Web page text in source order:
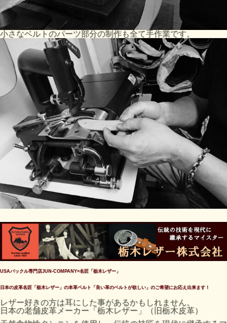
小さなベルトのパーツ部分の制作も全て手作業です。
USAバックル専門店JUN-COMPANY×名匠「栃木レザー」
日本の皮革名匠「栃木レザー」の本革ベルト「良い革のベルトが欲しい」のご希望にお応え出来ます！
レザー好きの方は耳にした事があるかもしれません。
日本の老舗皮革メーカー「栃木レザー」（旧栃木皮革）